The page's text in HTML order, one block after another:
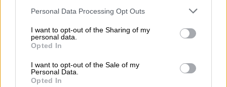
Please note that this website/app uses one or more Google
not limited to your visit or usage behaviour. You may click to
grant or deny consent to Google and its third-party tags to
use your data for below specified purposes in below Google
consent section.
Personal Data Processing Opt Outs
I want to opt-out of the Sharing of my
personal data.
Opted In
I want to opt-out of the Sale of my
Personal Data.
Opted In
«Ήταν απλά ένας καταπληκτικός
καλλιτέχνης – 24 ώρες το 24ωρο ήταν στη
δουλειά και αυτό φαινόταν πάντα στα έργα
του. Για να μπορεί να κινηθεί μέσα από όλους
τους διαφορετικούς χαρακτήρες και τα
μουσικά είδη που έκανε και να τα καταφέρει,